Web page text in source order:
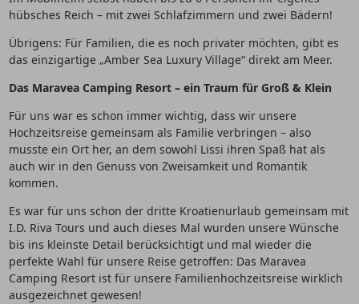
hübsches Reich – mit zwei Schlafzimmern und zwei Bädern!
Übrigens: Für Familien, die es noch privater möchten, gibt es
das einzigartige „Amber Sea Luxury Village“ direkt am Meer.
Das Maravea Camping Resort – ein Traum für Groß & Klein
Für uns war es schon immer wichtig, dass wir unsere
Hochzeitsreise gemeinsam als Familie verbringen – also
musste ein Ort her, an dem sowohl Lissi ihren Spaß hat als
auch wir in den Genuss von Zweisamkeit und Romantik
kommen.
Es war für uns schon der dritte Kroatienurlaub gemeinsam mit
I.D. Riva Tours und auch dieses Mal wurden unsere Wünsche
bis ins kleinste Detail berücksichtigt und mal wieder die
perfekte Wahl für unsere Reise getroffen: Das Maravea
Camping Resort ist für unsere Familienhochzeitsreise wirklich
ausgezeichnet gewesen!